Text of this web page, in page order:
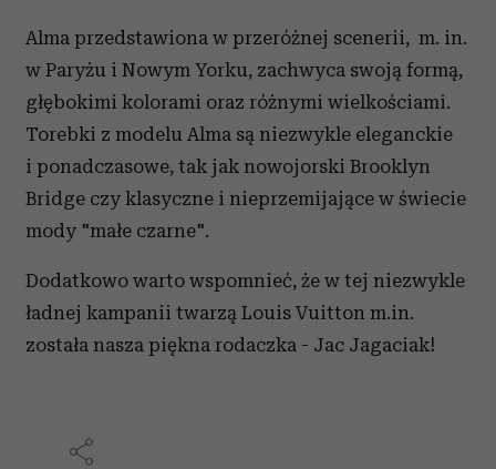
Alma przedstawiona w przeróżnej scenerii, m. in.
w Paryżu i Nowym Yorku, zachwyca swoją formą,
głębokimi kolorami oraz różnymi wielkościami.
Torebki z modelu Alma są niezwykle eleganckie
i ponadczasowe, tak jak nowojorski Brooklyn
Bridge czy klasyczne i nieprzemijające w świecie
mody "małe czarne".
Dodatkowo warto wspomnieć, że w tej niezwykle
ładnej kampanii twarzą Louis Vuitton m.in.
została nasza piękna rodaczka - Jac Jagaciak!